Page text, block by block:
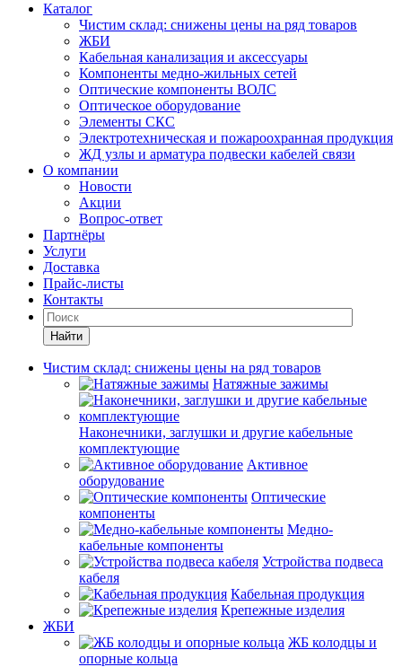
Каталог
Чистим склад: снижены цены на ряд товаров
ЖБИ
Кабельная канализация и аксессуары
Компоненты медно-жильных сетей
Оптические компоненты ВОЛС
Оптическое оборудование
Элементы СКС
Электротехническая и пожароохранная продукция
ЖД узлы и арматура подвески кабелей связи
О компании
Новости
Акции
Вопрос-ответ
Партнёры
Услуги
Доставка
Прайс-листы
Контакты
Найти
Чистим склад: снижены цены на ряд товаров
Натяжные зажимы
Наконечники, заглушки и другие кабельные
комплектующие
Активное
оборудование
Оптические
компоненты
Медно-
кабельные компоненты
Устройства подвеса
кабеля
Кабельная продукция
Крепежные изделия
ЖБИ
ЖБ колодцы и
опорные кольца